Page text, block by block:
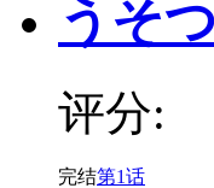
うそ
评分:
完结第1话